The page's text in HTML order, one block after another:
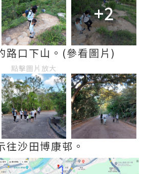
+2
路口下山。(參看圖片)
點擊圖片放大
往沙田博康邨。